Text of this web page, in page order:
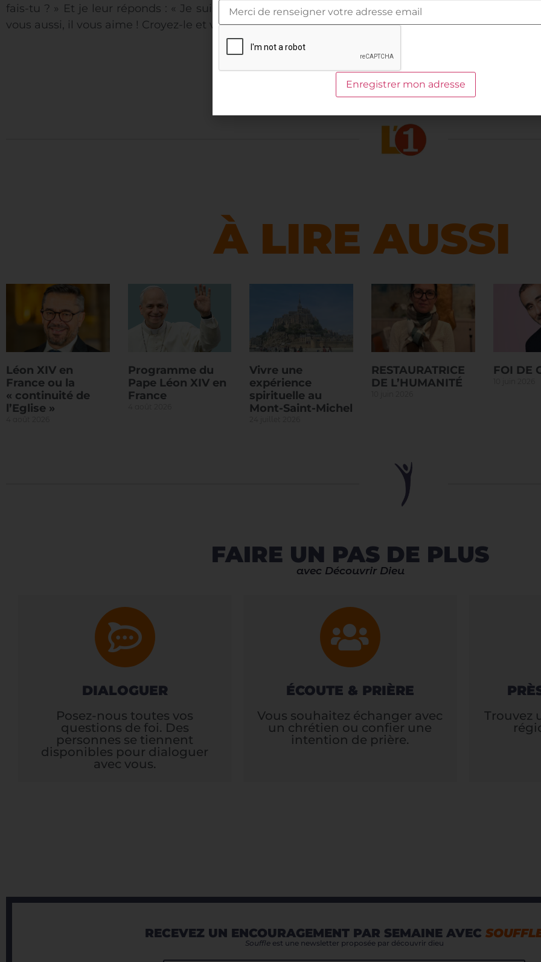
fais-tu ? » Et je leur réponds : « Je suis heureuse, car je sais que Dieu m’aime. Et
vous aussi, il vous aime ! Croyez-le et vous serez heureux ! »
À LIRE AUSSI
Léon XIV en
France ou la
« continuité de
l’Eglise »
Programme du
Pape Léon XIV en
France
Vivre une
expérience
spirituelle au
Mont-Saint-Michel
RESTAURATRICE
DE L’HUMANITÉ
FOI DE
FAIRE UN PAS DE PLUS
avec Découvrir Dieu
DIALOGUER
Posez-nous toutes vos
questions de foi. Des
personnes se tiennent
disponibles pour dialoguer
avec vous.
ÉCOUTE & PRIÈRE
Vous souhaitez échanger avec
un chrétien ou confier une
intention de prière.
Trouvez
RECEVEZ UN ENCOURAGEMENT PAR SEMAINE AVEC
Souffleest une newsletter proposée par découvrir dieu